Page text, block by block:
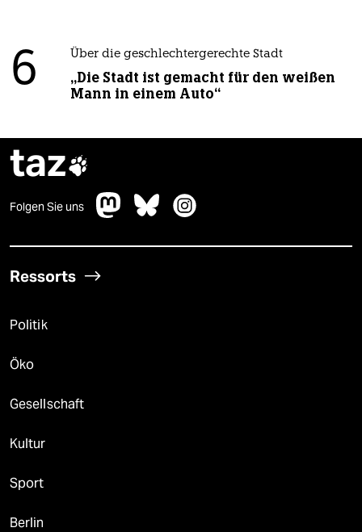
6 Über die geschlechtergerechte Stadt
„Die Stadt ist gemacht für den weißen
Mann in einem Auto“
taz
Folgen Sie uns
Ressorts
Politik
Öko
Gesellschaft
Kultur
Sport
Berlin